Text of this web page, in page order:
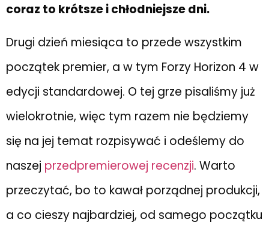
coraz to krótsze i chłodniejsze dni.
Drugi dzień miesiąca to przede wszystkim
początek premier, a w tym Forzy Horizon 4 w
edycji standardowej. O tej grze pisaliśmy już
wielokrotnie, więc tym razem nie będziemy
się na jej temat rozpisywać i odeślemy do
naszej przedpremierowej recenzji. Warto
przeczytać, bo to kawał porządnej produkcji,
a co cieszy najbardziej, od samego początku